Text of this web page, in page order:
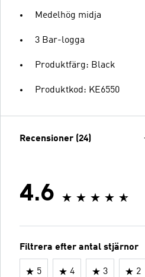
Medelhög midja
3 Bar-logga
Produktfärg: Black
Produktkod: KE6550
Recensioner (24)
4.6
Filtrera efter antal stjärnor
5 4 3 2